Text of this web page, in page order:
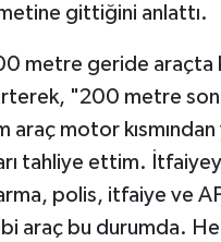
gittiğini anlattı.
metre geride araçta
"200 metre
araç motor
tahliye ettim.
polis, itfaiye ve
araç bu durumda.